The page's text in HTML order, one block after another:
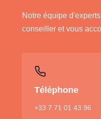
Notre équipe
conseiller et vous
Téléphone
+33 7 71 01 43 96